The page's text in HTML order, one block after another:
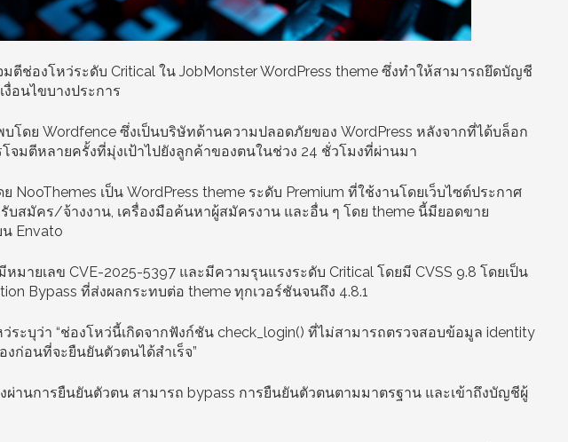
มตีช่องโหว่ระดับ Critical ใน JobMonster WordPress theme ซึ่งทำให้สามารถยึดบัญชี
งื่อนไขบางประการ
โดย Wordfence ซึ่งเป็นบริษัทด้านความปลอดภัยของ WordPress หลังจากที่ได้บล็อก
จมตีหลายครั้งที่มุ่งเป้าไปยังลูกค้าของตนในช่วง 24 ชั่วโมงที่ผ่านมา
NooThemes เป็น WordPress theme ระดับ Premium ที่ใช้งานโดยเว็บไซต์ประกาศ
บสมัคร/จ้างงาน, เครื่องมือค้นหาผู้สมัครงาน และอื่น ๆ โดย theme นี้มียอดขาย
Envato
มายเลข CVE-2025-5397 และมีความรุนแรงระดับ Critical โดยมี CVSS 9.8 โดยเป็น
Bypass ที่ส่งผลกระทบต่อ theme ทุกเวอร์ชันจนถึง 4.8.1
ระบุว่า “ช่องโหว่นี้เกิดจากฟังก์ชัน check_login() ที่ไม่สามารถตรวจสอบข้อมูล identity
งก่อนที่จะยืนยันตัวตนได้สำเร็จ”
ผ่านการยืนยันตัวตน สามารถ bypass การยืนยันตัวตนตามมาตรฐาน และเข้าถึงบัญชีผู้